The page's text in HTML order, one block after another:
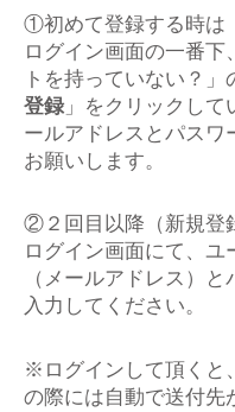
①初めて登録する時は
ログイン画面の一番下
トを持っていない？」
登録 」をクリックして
ールアドレスとパスワ
お願いします。
②２回目以降（新規登
ログイン画面にて、ユ
（メールアドレス）
入力してください。
※ログインして頂くと
の際には自動で送付先